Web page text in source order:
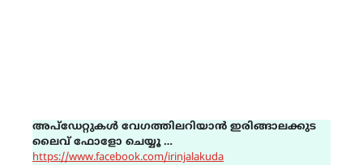
അപ്ഡേറ്റുകൾ വേഗത്തിലറിയാൻ ഇരിങ്ങാലക്കുട
ലൈവ് ഫോളോ ചെയ്യൂ …
https://www.facebook.com/irinjalakuda